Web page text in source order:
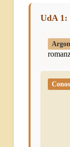
UdA 1: